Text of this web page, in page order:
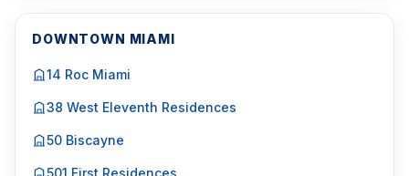
DOWNTOWN MIAMI
14 Roc Miami
38 West Eleventh Residences
50 Biscayne
501 First Residences